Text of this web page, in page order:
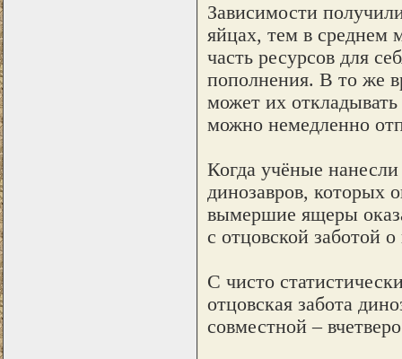
Зависимости
яйцах, тем в среднем
часть ресурсов для
пополнения. В то же
может их
можно немедленно
Когда учёные
динозавров, которых
вымершие ящеры
с отцовской заботой
С чисто
отцовская забота
совместной –